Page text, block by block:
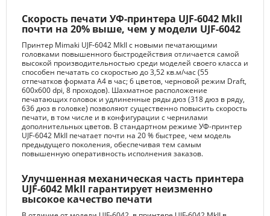
Скорость печати УФ-принтера UJF-6042 MkII
почти на 20% выше, чем у модели UJF-6042
Принтер Mimaki UJF-6042 MkII с новыми печатающими
головками повышенного быстродействия отличается самой
высокой производительностью среди моделей своего класса и
способен печатать со скоростью до 3,52 кв.м/час (55
отпечатков формата А4 в час; 6 цветов, черновой режим Draft,
600x600 dpi, 8 проходов). Шахматное расположение
печатающих головок и удлиненные ряды дюз (318 дюз в ряду,
636 дюз в головке) позволяют существенно повысить скорость
печати, в том числе и в конфигурации с чернилами
дополнительных цветов. В стандартном режиме УФ-принтер
UJF-6042 MkII печатает почти на 20 % быстрее, чем модель
предыдущего поколения, обеспечивая тем самым
повышенную оперативность исполнения заказов.
Улучшенная механическая часть принтера
UJF-6042 MkII гарантирует неизменно
высокое качество печати